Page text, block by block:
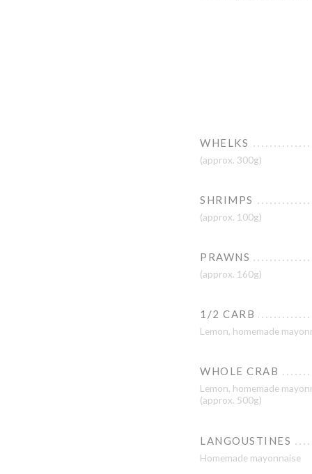
WHELKS
(approx. 300g)
SHRIMPS
(approx. 100g)
PRAWNS
(approx. 160g)
1/2 CARB
Lemon, homemade
WHOLE CRAB
Lemon, homemade
(approx. 500g)
LANGOUSTINES
Homemade mayonnaise